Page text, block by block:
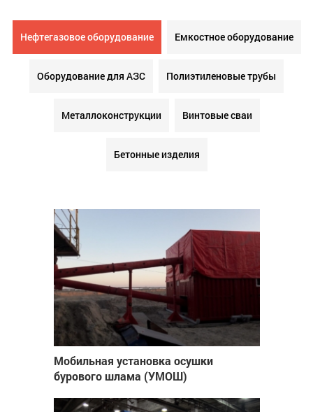
Нефтегазовое оборудование Емкостное оборудование
Оборудование для АЗС Полиэтиленовые трубы
Металлоконструкции Винтовые сваи
Бетонные изделия
Мобильная установка осушки
бурового шлама (УМОШ)